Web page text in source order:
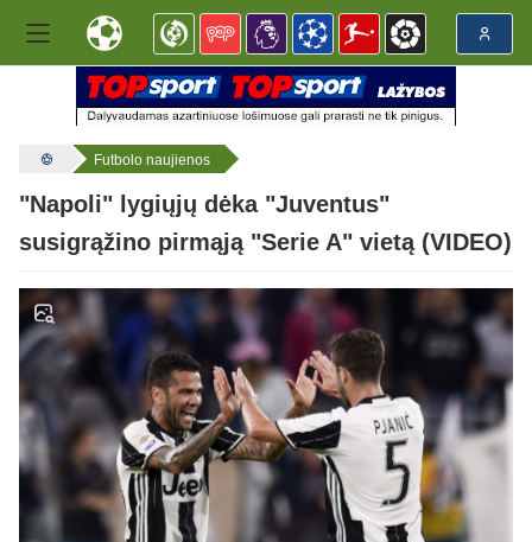
Futbolo naujienos
"Napoli" lygiųjų dėka "Juventus"
susigrąžino pirmąją "Serie A" vietą (VIDEO)